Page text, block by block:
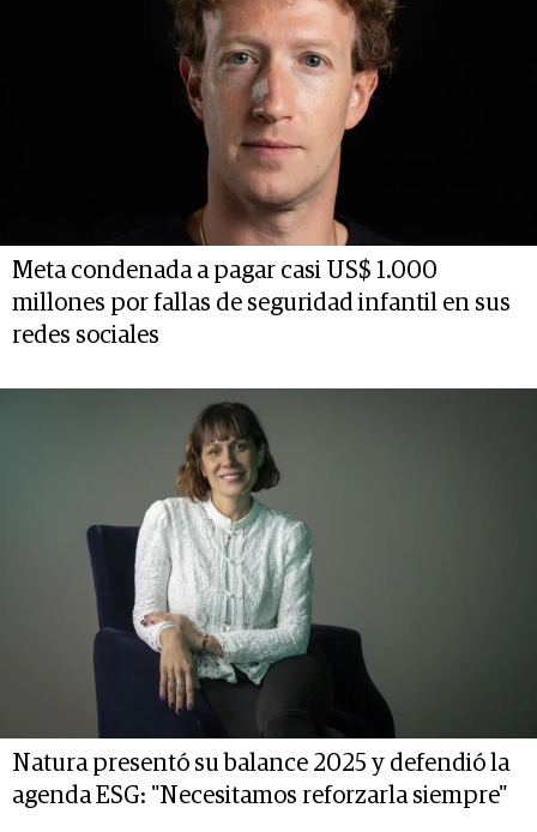
Meta condenada a pagar casi US$ 1.000
millones por fallas de seguridad infantil en sus
redes sociales
Natura presentó su balance 2025 y defendió la
agenda ESG: "Necesitamos reforzarla siempre"